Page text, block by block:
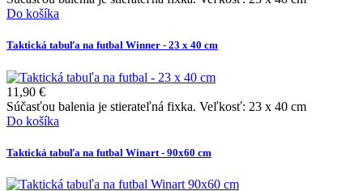
Do košíka
Taktická tabuľa na futbal Winner - 23 x 40 cm
11,90 €
Súčasťou balenia je stierateľná fixka. Veľkosť: 23 x 40 cm
Do košíka
Taktická tabuľa na futbal Winart - 90x60 cm